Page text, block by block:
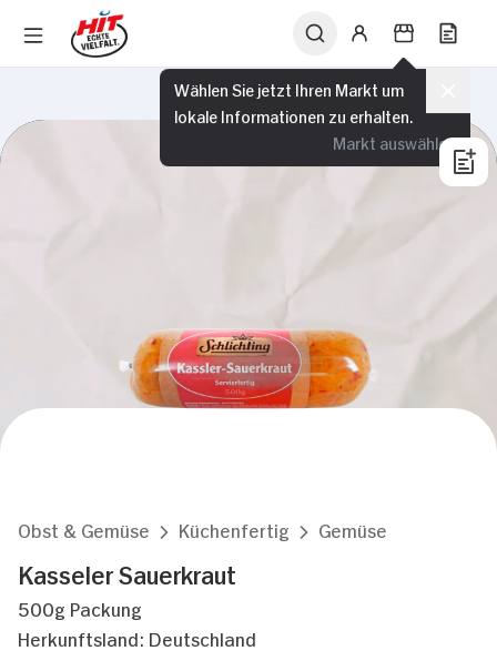
Wählen Sie jetzt Ihren Markt um
lokale Informationen zu erhalten.
Markt auswählen
Obst & Gemüse Küchenfertig Gemüse
Kasseler Sauerkraut
500g Packung
Herkunftsland: Deutschland